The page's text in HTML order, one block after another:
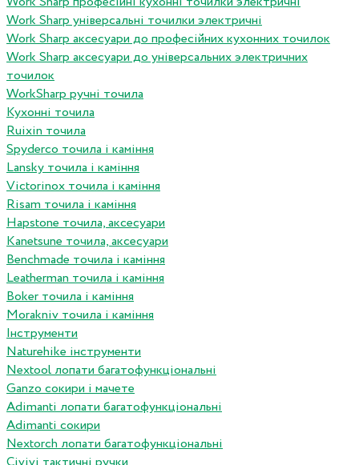
Work Sharp унiверсальнi точилки электричнi
Work Sharp аксесуари до професiйних кухонних точилок
Work Sharp аксесуари до унiверсальних электричних
точилок
WorkSharp ручні точила
Кухонні точила
Ruixin точила
Spyderco точила і каміння
Lansky точила і каміння
Victorinox точила і каміння
Risam точила і каміння
Hapstone точила, аксесуари
Kanetsune точила, аксесуари
Benchmade точила і каміння
Leatherman точила і каміння
Boker точила і каміння
Morakniv точила і каміння
Інструменти
Naturehike інструменти
Nextool лопати багатофункціональні
Ganzo сокири і мачете
Adimanti лопати багатофункціональні
Adimanti сокири
Nextorch лопати багатофункціональні